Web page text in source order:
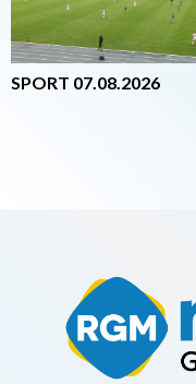
SPORT 07.08.2026